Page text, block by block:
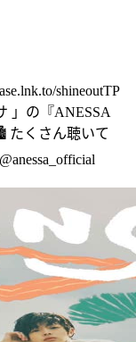
shineoutTP
」の『ANESSA
たくさん聴いて